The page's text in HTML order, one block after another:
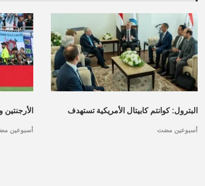
البترول: كوانتم كابيتال الأمريكية تستهدف
أسبوعين مضت أسبوعين